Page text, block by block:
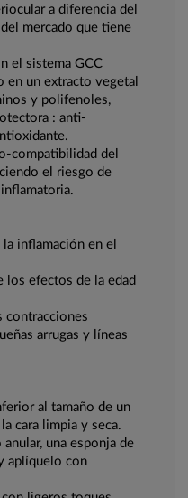
a diferencia del
mercado que tiene
el sistema GCC
en un extracto vegetal
y polifenoles,
: anti-
compatibilidad del
el riesgo de
inflamación en el
los efectos de la edad
contracciones
arrugas y líneas
al tamaño de un
cara limpia y seca.
una esponja de
aplíquelo con